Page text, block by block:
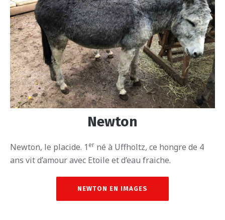
Newton
Newton, le placide. 1 erné à Uffholtz, ce hongre de 4
ans vit d’amour avec Etoile et d’eau fraiche.
NEWTON EN IMAGES